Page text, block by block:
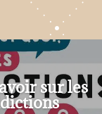
sur les